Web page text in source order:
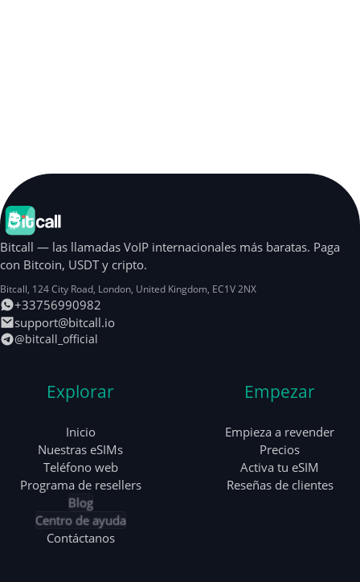
Bitcall — las llamadas VoIP internacionales más baratas. Paga
con Bitcoin, USDT y cripto.
Bitcall, 124 City Road, London, United Kingdom, EC1V 2NX
+33756990982
support@bitcall.io
@bitcall_official
Explorar
Inicio
Nuestras eSIMs
Teléfono web
Programa de resellers
Blog
Centro de ayuda
Contáctanos
Empezar
Empieza a revender
Precios
Activa tu eSIM
Reseñas de clientes